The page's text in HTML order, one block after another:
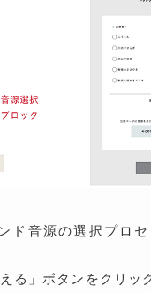
ド音源の選択プロセ
る」ボタンをクリッ